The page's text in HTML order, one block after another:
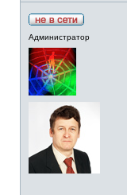
Администратор